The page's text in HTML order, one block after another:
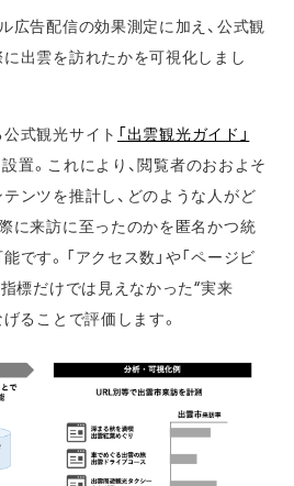
広告配信の効果測定に加え、公式観
出雲を訪れたかを可視化しまし
式観光サイト 「出雲観光ガイド」
置。これにより、閲覧者のおおよそ
ンツを推計し、どのような人がど
に来訪に至ったのかを匿名かつ統
です。「アクセス数」や「ページビ
標だけでは見えなかった“実来
ることで評価します。